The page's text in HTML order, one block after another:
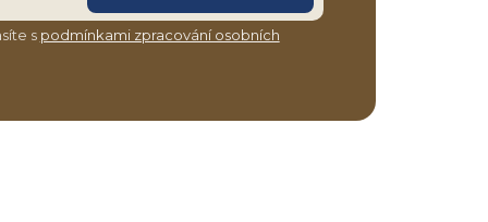
s podmínkami zpracování osobních